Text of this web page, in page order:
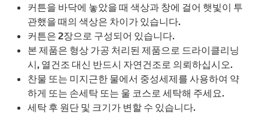
커튼을 바닥에 놓았을 때 색상과 창에 걸어 햇빛이 투
관했을 때의 색상은 차이가 있습니다.
커튼은 2장으로 구성되어 있습니다.
본 제품은 형상 가공 처리된 제품으로 드라이클리닝
시, 열건조 대신 반드시 자연건조로 의뢰하십시오.
찬물 또는 미지근한 물에서 중성세제를 사용하여 약
하게 또는 손세탁 또는 울 코스로 세탁해 주세요.
세탁 후 원단 및 크기가 변할 수 있습니다.